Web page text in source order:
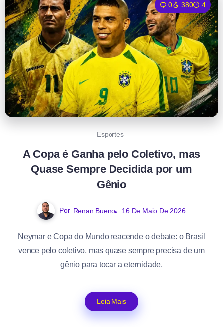
0 380 4
Esportes
A Copa é Ganha pelo Coletivo, mas
Quase Sempre Decidida por um
Gênio
Por Renan Bueno 16 De Maio De 2026
Neymar e Copa do Mundo reacende o debate: o Brasil
vence pelo coletivo, mas quase sempre precisa de um
gênio para tocar a eternidade.
Leia Mais